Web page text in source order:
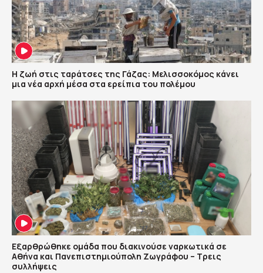
Η ζωή στις ταράτσες της Γάζας: Μελισσοκόμος κάνει
μια νέα αρχή μέσα στα ερείπια του πολέμου
Εξαρθρώθηκε ομάδα που διακινούσε ναρκωτικά σε
Αθήνα και Πανεπιστημιούπολη Ζωγράφου – Τρεις
συλλήψεις